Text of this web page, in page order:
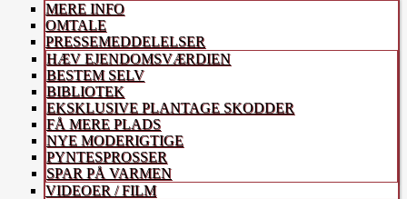
MERE INFO
OMTALE
PRESSEMEDDELELSER
HÆV EJENDOMSVÆRDIEN
BESTEM SELV
BIBLIOTEK
EKSKLUSIVE PLANTAGE SKODDER
FÅ MERE PLADS
NYE MODERIGTIGE
PYNTESPROSSER
SPAR PÅ VARMEN
VIDEOER / FILM